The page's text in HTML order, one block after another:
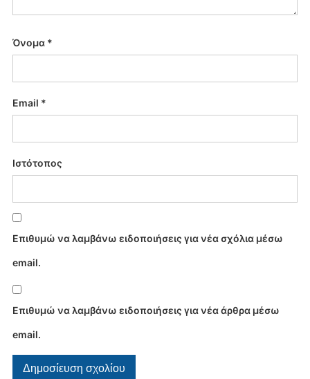
Όνομα *
Email *
Ιστότοπος
Επιθυμώ να λαμβάνω ειδοποιήσεις για νέα σχόλια μέσω
email.
Επιθυμώ να λαμβάνω ειδοποιήσεις για νέα άρθρα μέσω
email.